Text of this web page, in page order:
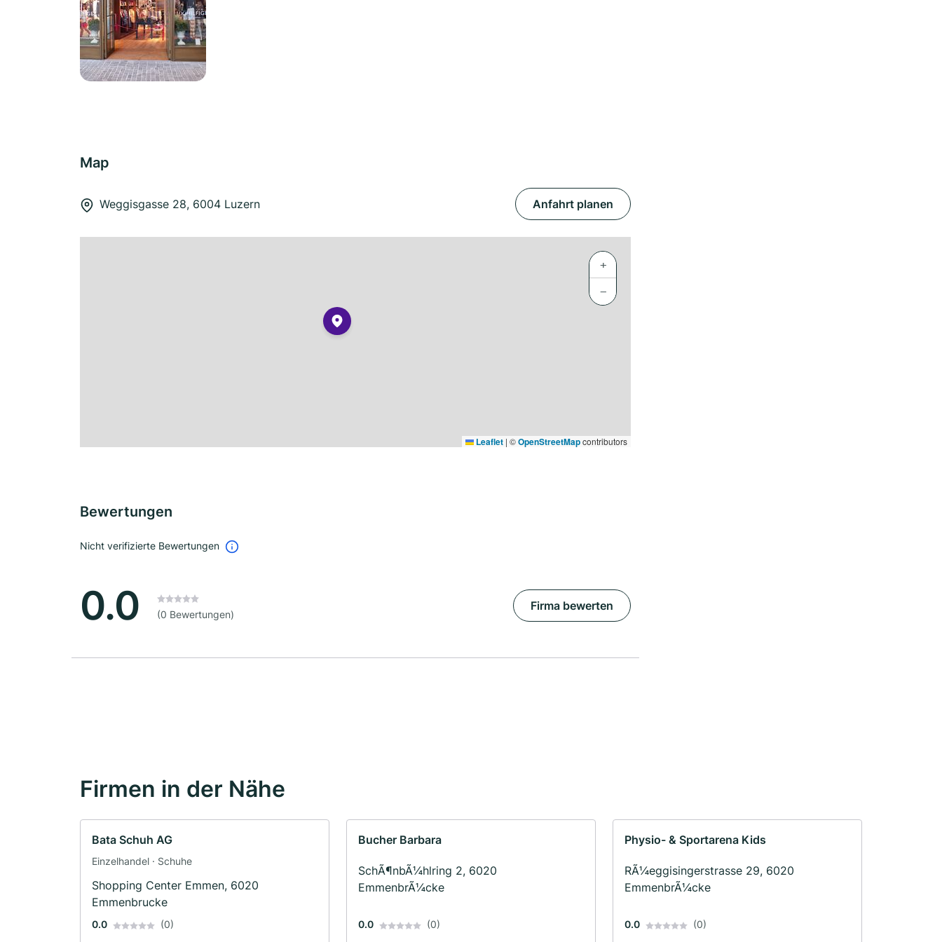
Map
Weggisgasse 28, 6004 Luzern Anfahrt planen
+
−
Leaflet | ©OpenStreetMapcontributors
Bewertungen
Nicht verifizierte Bewertungen
0.0 (0 Bewertungen)
Firma bewerten
Firmen in der Nähe
Bata Schuh AG
Einzelhandel · Schuhe
Shopping Center Emmen, 6020
Emmenbrucke
0.0 (0)
Bucher Barbara
SchÃ¶nbÃ¼hlring 2, 6020
EmmenbrÃ¼cke
0.0 (0)
Physio- & Sportarena Kids
RÃ¼eggisingerstrasse 29, 6020
EmmenbrÃ¼cke
0.0 (0)